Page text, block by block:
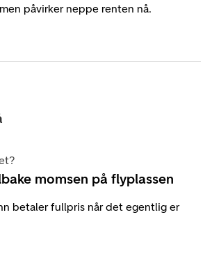
påvirker neppe renten nå.
momsen på flyplassen
betaler fullpris når det egentlig er